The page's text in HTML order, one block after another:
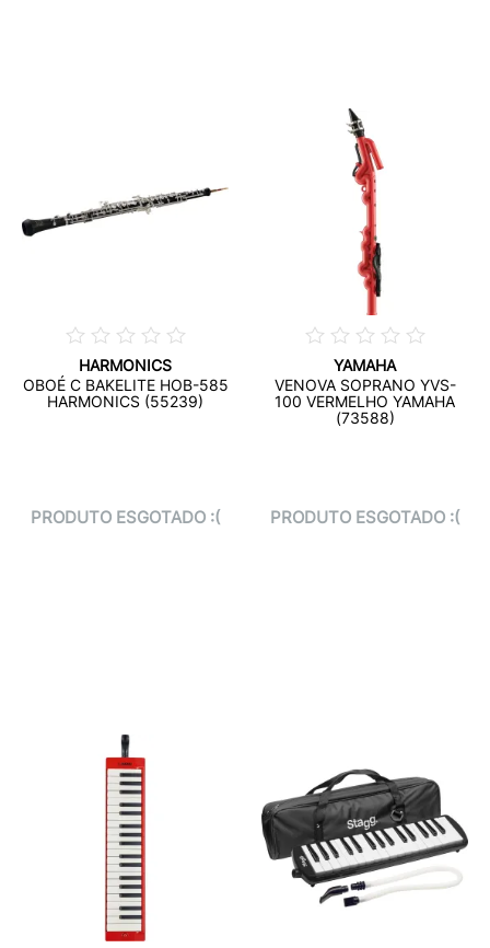
HARMONICS
OBOÉ C BAKELITE HOB-585
HARMONICS (55239)
PRODUTO ESGOTADO :(
YAMAHA
VENOVA SOPRANO YVS-
100 VERMELHO YAMAHA
(73588)
PRODUTO ESGOTADO :(